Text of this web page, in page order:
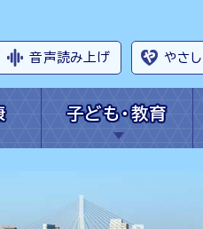
音声読み上げ やさ
子ども・教育